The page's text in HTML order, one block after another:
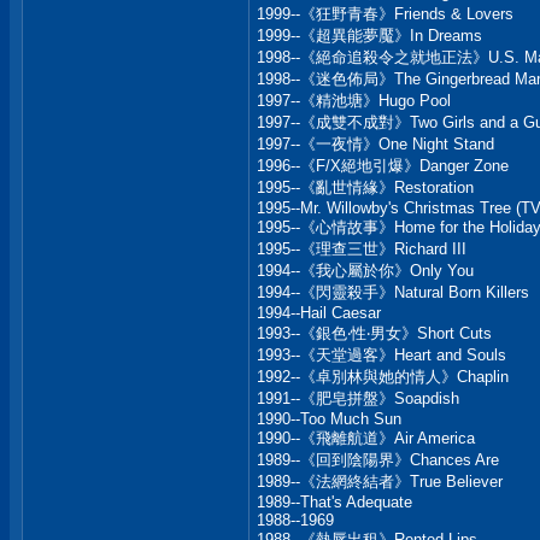
1999--《狂野青春》Friends & Lovers
1999--《超異能夢魘》In Dreams
1998--《絕命追殺令之就地正法》U.S.
1998--《迷色佈局》The Gingerbread
1997--《精池塘》Hugo Pool
1997--《成雙不成對》Two Girls and a
1997--《一夜情》One Night Stand
1996--《F/X絕地引爆》Danger Zone
1995--《亂世情緣》Restoration
1995--Mr. Willowby's Christmas Tree
1995--《心情故事》Home for the
1995--《理查三世》Richard III
1994--《我心屬於你》Only You
1994--《閃靈殺手》Natural Born Killers
1994--Hail Caesar
1993--《銀色‧性‧男女》Short Cuts
1993--《天堂過客》Heart and Souls
1992--《卓別林與她的情人》Chaplin
1991--《肥皂拼盤》Soapdish
1990--Too Much Sun
1990--《飛離航道》Air America
1989--《回到陰陽界》Chances Are
1989--《法網終結者》True Believer
1989--That's Adequate
1988--1969